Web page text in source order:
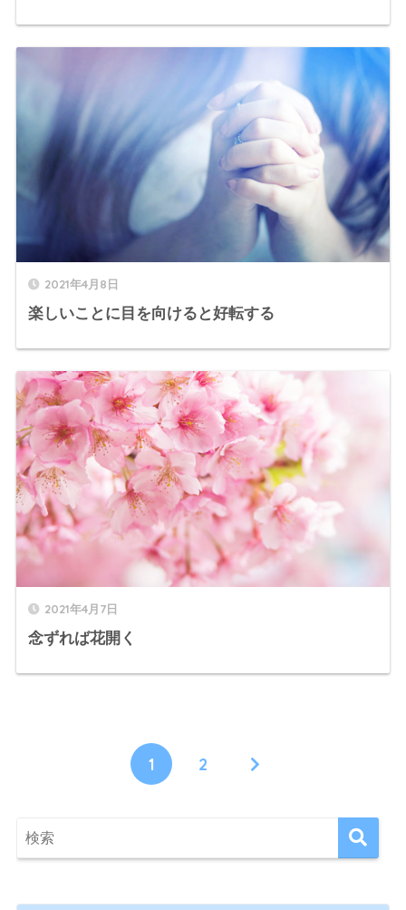
2021年4月8日
楽しいことに目を向けると好転する
2021年4月7日
念ずれば花開く
1 2